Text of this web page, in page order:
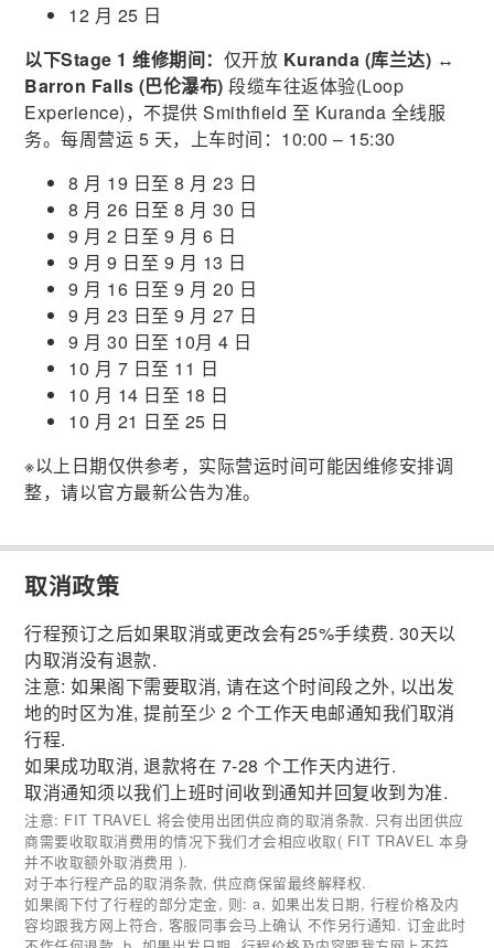
12 月 25 日
以下Stage 1 维修期间： 仅开放 Kuranda (库兰达) ↔
Barron Falls (巴伦瀑布) 段缆车往返体验(Loop
Experience)，不提供 Smithfield 至 Kuranda 全线服
务。每周营运 5 天，上车时间：10:00 – 15:30
8 月 19 日至 8 月 23 日
8 月 26 日至 8 月 30 日
9 月 2 日至 9 月 6 日
9 月 9 日至 9 月 13 日
9 月 16 日至 9 月 20 日
9 月 23 日至 9 月 27 日
9 月 30 日至 10月 4 日
10 月 7 日至 11 日
10 月 14 日至 18 日
10 月 21 日至 25 日
※以上日期仅供参考，实际营运时间可能因维修安排调
整，请以官方最新公告为准。
取消政策
行程预订之后如果取消或更改会有25%手续费. 30天以
内取消没有退款.
注意: 如果阁下需要取消, 请在这个时间段之外, 以出发
地的时区为准, 提前至少 2 个工作天电邮通知我们取消
行程.
如果成功取消, 退款将在 7-28 个工作天内进行.
取消通知须以我们上班时间收到通知并回复收到为准.
注意: FIT TRAVEL 将会使用出团供应商的取消条款. 只有出团供应
商需要收取取消费用的情况下我们才会相应收取( FIT TRAVEL 本身
并不收取额外取消费用 ).
对于本行程产品的取消条款, 供应商保留最终解释权.
如果阁下付了行程的部分定金, 则: a, 如果出发日期, 行程价格及内
容均跟我方网上符合, 客服同事会马上确认 不作另行通知. 订金此时